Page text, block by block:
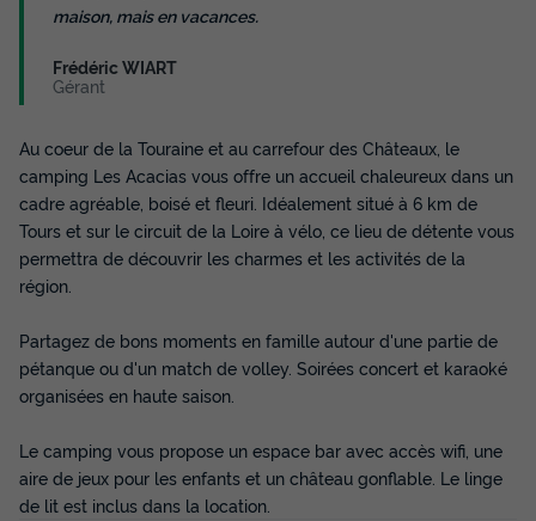
maison, mais en vacances.
Frédéric WIART
Gérant
Au coeur de la Touraine et au carrefour des Châteaux, le
camping Les Acacias vous offre un accueil chaleureux dans un
cadre agréable, boisé et fleuri. Idéalement situé à 6 km de
Tours et sur le circuit de la Loire à vélo, ce lieu de détente vous
permettra de découvrir les charmes et les activités de la
région.
Partagez de bons moments en famille autour d'une partie de
pétanque ou d'un match de volley. Soirées concert et karaoké
organisées en haute saison.
Le camping vous propose un espace bar avec accès wifi, une
aire de jeux pour les enfants et un château gonflable. Le linge
de lit est inclus dans la location.